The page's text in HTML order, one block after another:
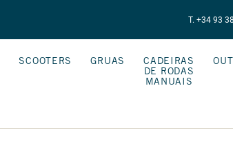
T. +34 93
SCOOTERS GRUAS
CADEIRAS
DE RODAS
MANUAIS